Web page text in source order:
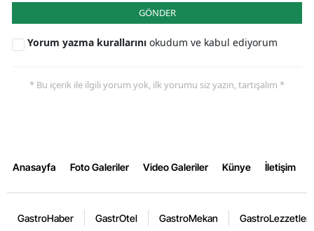
GÖNDER
Yorum yazma kurallarını okudum ve kabul ediyorum
* Bu içerik ile ilgili yorum yok, ilk yorumu siz yazın, tartışalım *
Anasayfa Foto Galeriler Video Galeriler Künye İletişim
GastroHaber GastrOtel GastroMekan GastroLezzetler